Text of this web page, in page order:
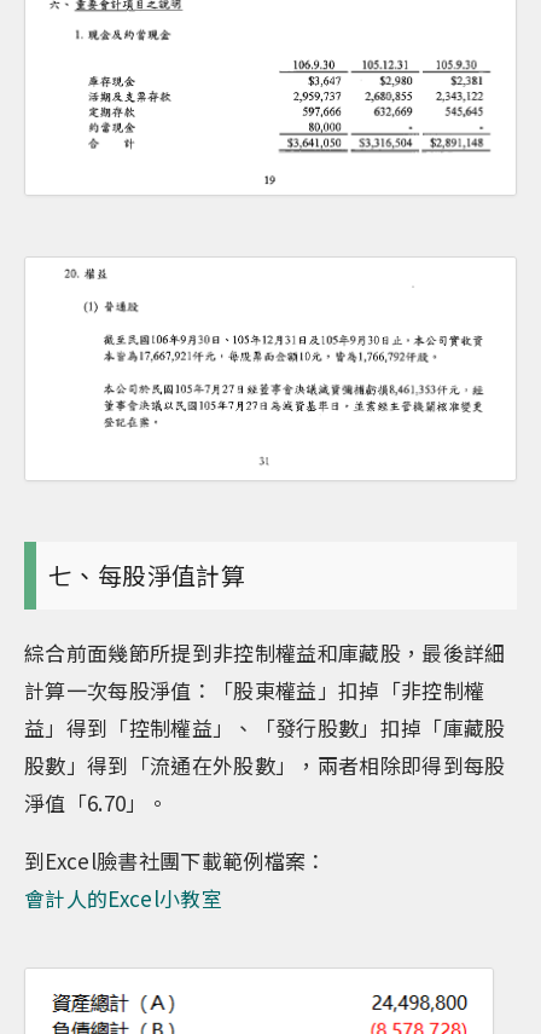
七、每股淨值計算
綜合前面幾節所提到非控制權益和庫藏股，最後詳細
計算一次每股淨值：「股東權益」扣掉「非控制權
益」得到「控制權益」、「發行股數」扣掉「庫藏股
股數」得到「流通在外股數」，兩者相除即得到每股
淨值「6.70」。
到Excel臉書社團下載範例檔案：
會計人的Excel小教室